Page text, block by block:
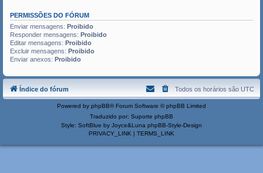
PERMISSÕES DO FÓRUM
Enviar mensagens: Proibido
Responder mensagens: Proibido
Editar mensagens: Proibido
Excluir mensagens: Proibido
Enviar anexos: Proibido
Índice do fórum Todos os horários são UTC
Powered by phpBB® Forum Software © phpBB Limited
Traduzido por: Suporte phpBB
Style: SoftBlue by Joyce&Luna phpBB-Style-Design
PRIVACY_LINK | TERMS_LINK